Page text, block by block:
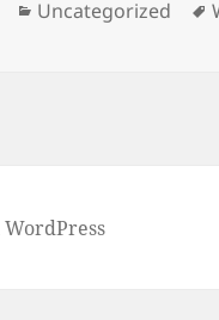
Kategorien
Uncategorized